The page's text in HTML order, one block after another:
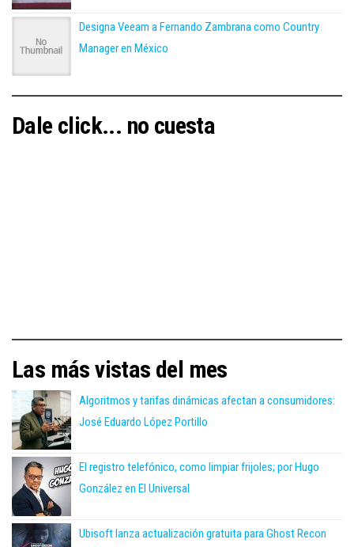
Designa Veeam a Fernando Zambrana como Country
Manager en México
Dale click... no cuesta
Las más vistas del mes
Algoritmos y tarifas dinámicas afectan a consumidores:
José Eduardo López Portillo
El registro telefónico, como limpiar frijoles; por Hugo
González en El Universal
Ubisoft lanza actualización gratuita para Ghost Recon